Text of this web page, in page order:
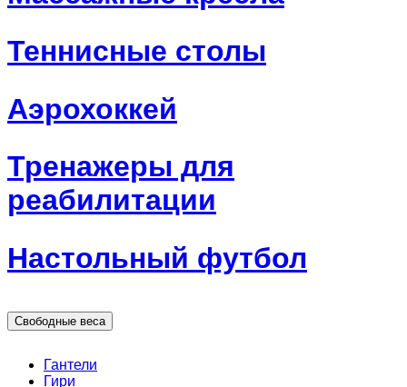
Теннисные столы
Аэрохоккей
Тренажеры для
реабилитации
Настольный футбол
Свободные веса
Гантели
Гири